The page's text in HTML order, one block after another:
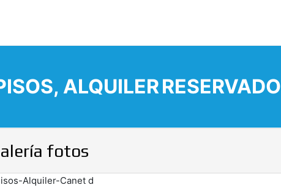
ALQUILERRESERVADO
fotos